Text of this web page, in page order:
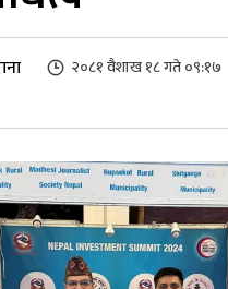
२०८१ वैशाख १८ गते ०९:१७